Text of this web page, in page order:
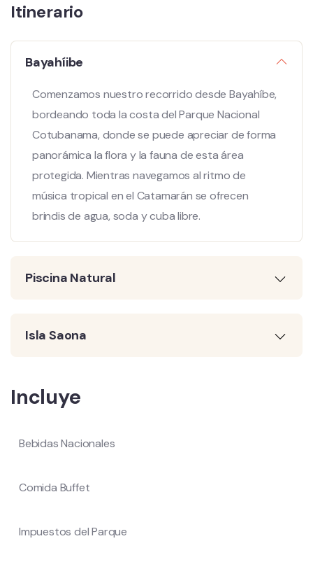
Itinerario
Bayahíibe
Comenzamos nuestro recorrido desde Bayahíbe,
bordeando toda la costa del Parque Nacional
Cotubanama, donde se puede apreciar de forma
panorámica la flora y la fauna de esta área
protegida. Mientras navegamos al ritmo de
música tropical en el Catamarán se ofrecen
brindis de agua, soda y cuba libre.
Piscina Natural
Isla Saona
Incluye
Bebidas Nacionales
Comida Buffet
Impuestos del Parque